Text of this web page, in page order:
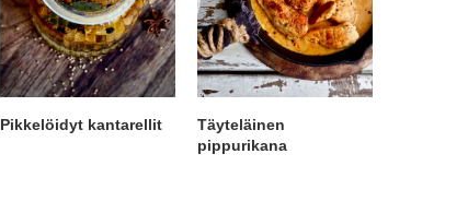
Pikkelöidyt kantarellit
Täyteläinen
pippurikana